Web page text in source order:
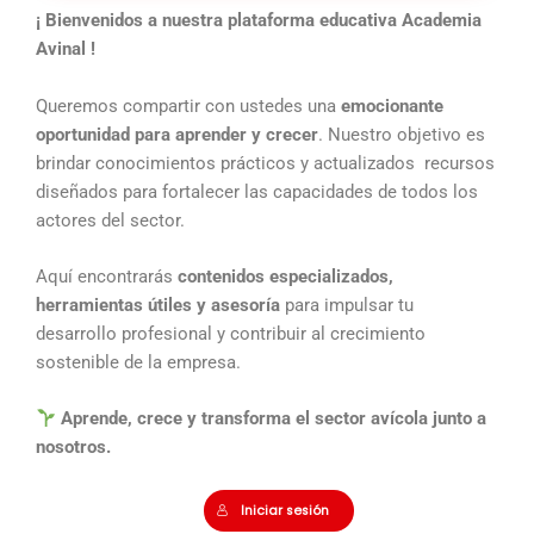
¡ Bienvenidos a nuestra plataforma educativa Academia
Avinal !
Queremos compartir con ustedes una emocionante
oportunidad para aprender y crecer. Nuestro objetivo es
brindar conocimientos prácticos y actualizados recursos
diseñados para fortalecer las capacidades de todos los
actores del sector.
Aquí encontrarás contenidos especializados,
herramientas útiles y asesoría para impulsar tu
desarrollo profesional y contribuir al crecimiento
sostenible de la empresa.
Aprende, crece y transforma el sector avícola junto a
nosotros.
Iniciar sesión